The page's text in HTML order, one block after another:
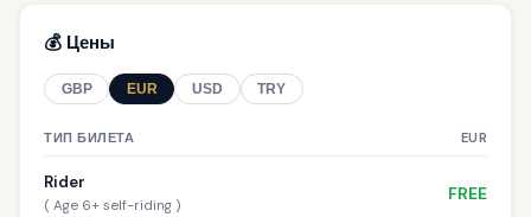
💰 Цены
GBP EUR USD TRY
ТИП БИЛЕТА EUR
Rider
( Age 6+ self-riding )
FREE